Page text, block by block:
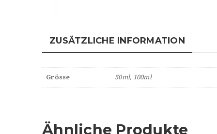
ZUSÄTZLICHE INFORMATION
Grösse 50ml, 100ml
Ähnliche Produkte